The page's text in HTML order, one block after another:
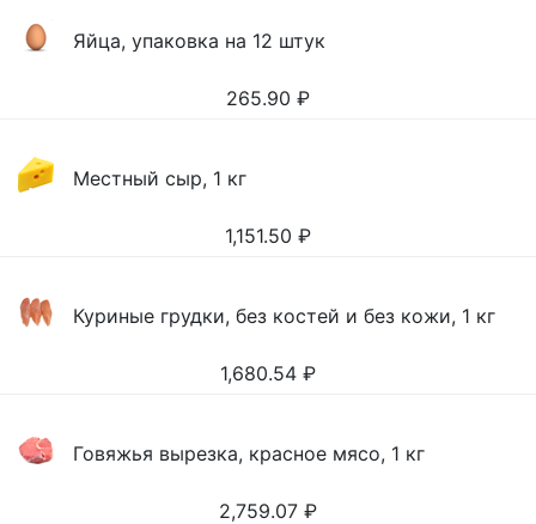
Яйца, упаковка на 12 штук
265.90 ₽
Местный сыр, 1 кг
1,151.50 ₽
Куриные грудки, без костей и без кожи, 1 кг
1,680.54 ₽
Говяжья вырезка, красное мясо, 1 кг
2,759.07 ₽